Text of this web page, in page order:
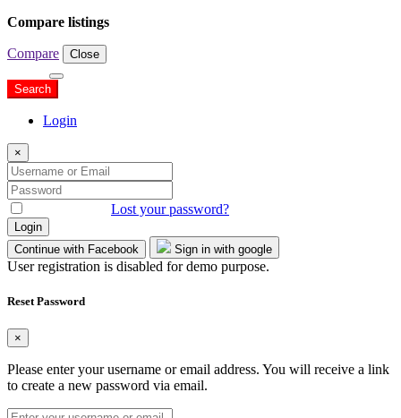
Compare listings
Compare Close
Search
Login
×
Lost your password?
Login
Continue with Facebook
Sign in with google
User registration is disabled for demo purpose.
Reset Password
×
Please enter your username or email address. You will receive a link
to create a new password via email.